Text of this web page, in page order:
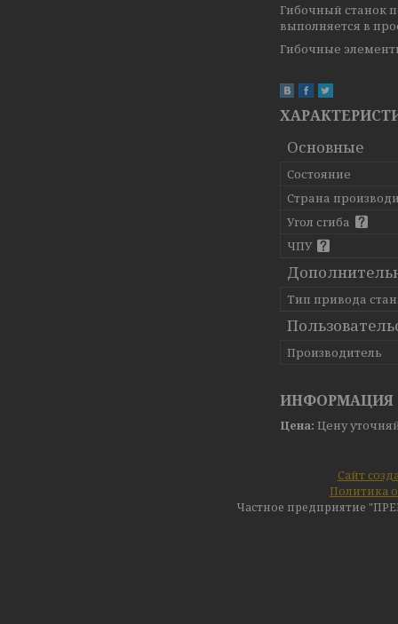
Гибочный станок
выполняется в
Гибочные
Основные
Состояние
Страна
Угол сгиба
ЧПУ
Тип привода
Производитель
ИНФОРМАЦИЯ
Цена: Цену
Сайт
Политика
Частное предприятие